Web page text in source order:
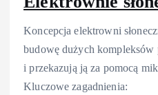
Koncepcja elektrowni
budowę dużych kompleksów
i przekazują ją za pomocą
Kluczowe zagadnienia: